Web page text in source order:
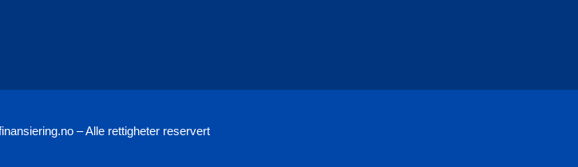
– Alle rettigheter reservert